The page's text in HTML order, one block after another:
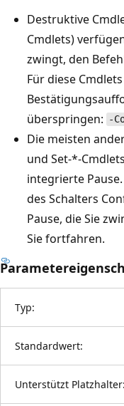
Destruktive
Cmdlets)
zwingt, den
Für diese
überspringen:
-
Die meisten
und Set-*-
integrierte
des Schalters
Pause, die Sie
Sie fortfahren.
Typ:
Standardwert:
Unterstützt Platzhalter: